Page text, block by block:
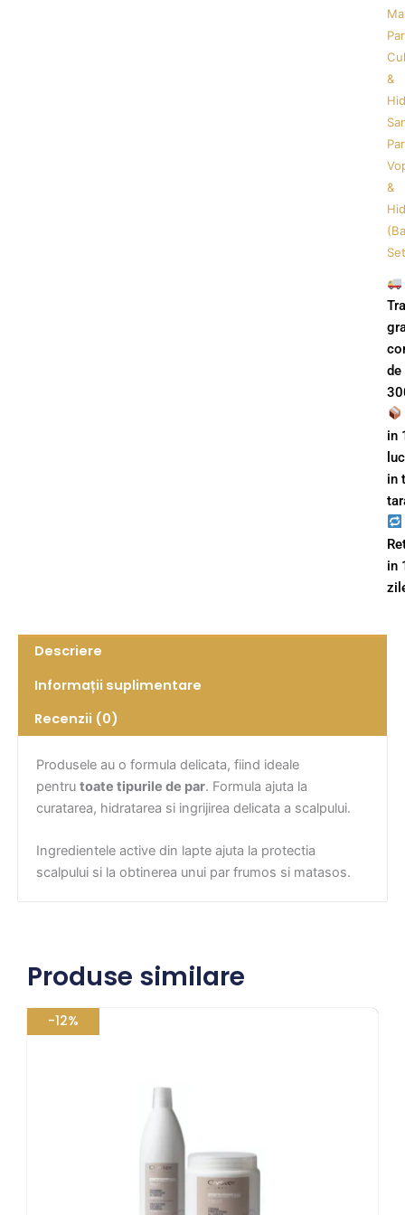
Par
&
Par
&
in
in
in
Descriere
Informații suplimentare
Recenzii (0)
Produsele au o formula delicata, fiind ideale
pentru toate tipurile de par. Formula ajuta la
curatarea, hidratarea si ingrijirea delicata a scalpului.
Ingredientele active din lapte ajuta la protectia
scalpului si la obtinerea unui par frumos si matasos.
Produse similare
-12%
169,00 lei.